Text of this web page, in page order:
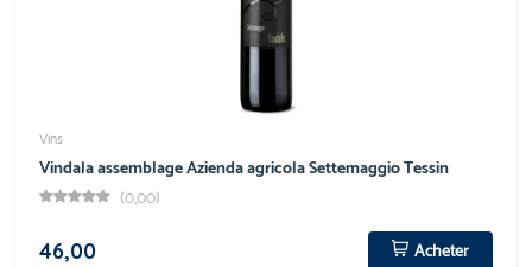
Vins
Vindala assemblage Azienda agricola Settemaggio Tessin
(0,00)
46,00
Acheter